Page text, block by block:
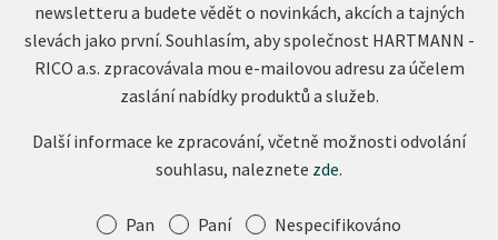
newsletteru a budete vědět o novinkách, akcích a tajných
slevách jako první. Souhlasím, aby společnost HARTMANN -
RICO a.s. zpracovávala mou e-mailovou adresu za účelem
zaslání nabídky produktů a služeb.
Další informace ke zpracování, včetně možnosti odvolání
souhlasu, naleznete zde.
Oslovení Pan Paní Nespecifikováno